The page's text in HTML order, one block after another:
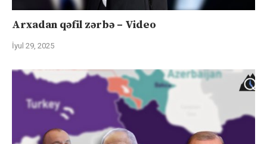
Arxadan qəfil zərbə – Video
İyul 29, 2025